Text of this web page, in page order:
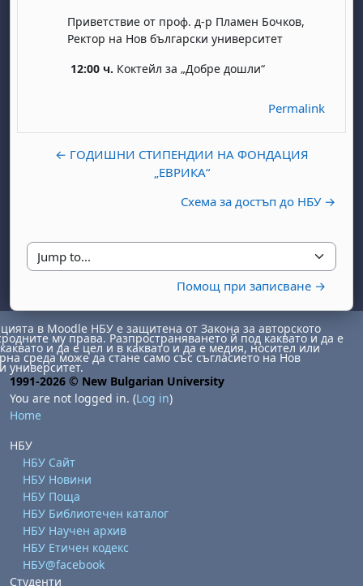
Приветствие от проф. д-р Пламен Бочков,
Ректор на Нов български университет
12:00 ч. Коктейл за „Добре дошли“
Permalink
← ГОДИШНИ СТИПЕНДИИ НА ФОНДАЦИЯ
„ЕВРИКА“
Схема за достъп до НБУ →
Jump to...
Помощ при записване →
1 August
2 August
8 August
9 August
15 August
16 August
в Moodle НБУ е защитена от Закона за авторското
му права. Разпространяването й под каквато и да е
и да е цел и в каквато и да е медия, носител или
среда може да стане само със съгласието на Нов
университет.
1991-2026 © New Bulgarian University
You are not logged in. (Log in)
Home
НБУ
НБУ Сайт
НБУ Новини
НБУ Поща
НБУ Библиотечен каталог
НБУ Научен архив
НБУ Етичен кодекс
НБУ@facebook
Студенти